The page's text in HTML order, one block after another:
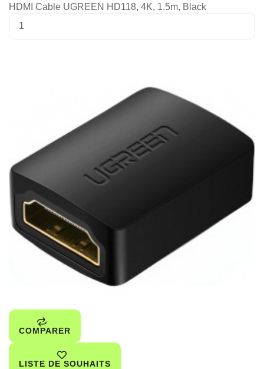
HDMI Cable UGREEN HD118, 4K, 1.5m, Black
COMPARER
LISTE DE SOUHAITS